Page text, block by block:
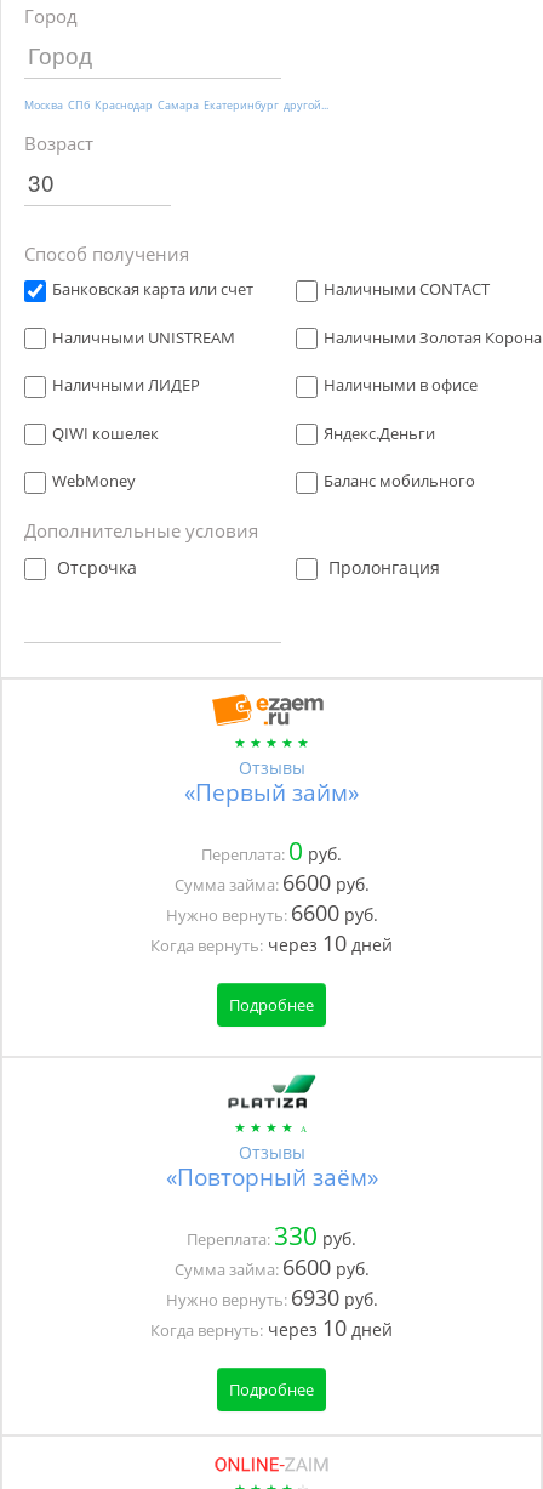
Город
Москва СПб Краснодар Самара Екатеринбург другой...
Возраст
Способ получения
Банковская карта или счет Наличными CONTACT
Наличными UNISTREAM Наличными Золотая Корона
Наличными ЛИДЕР Наличными в офисе
QIWI кошелек Яндекс.Деньги
WebMoney Баланс мобильного
Дополнительные условия
Отсрочка Пролонгация
Отзывы
«Первый займ»
Переплата: 0 руб.
Сумма займа: 6600руб.
Нужно вернуть: 6600руб.
Когда вернуть: через 10 дней
Подробнее
Отзывы
«Повторный заём»
Переплата: 330 руб.
Сумма займа: 6600руб.
Нужно вернуть: 6930руб.
Когда вернуть: через 10 дней
Подробнее